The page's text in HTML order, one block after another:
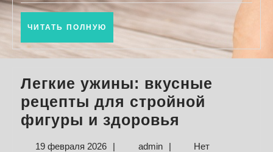
ЧИТАТЬ ПОЛНУЮ ЧИТАТЬ
Легкие ужины: вкусные
рецепты для стройной
фигуры и здоровья
19 февраля 202619| adminadmin
|
Нет